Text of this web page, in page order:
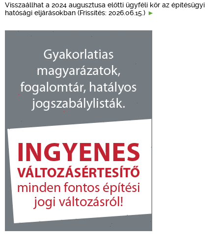
Visszaállhat a 2024 augusztusa előtti ügyféli kör az építésügyi
hatósági eljárásokban (Frissítés: 2026.06.15.)